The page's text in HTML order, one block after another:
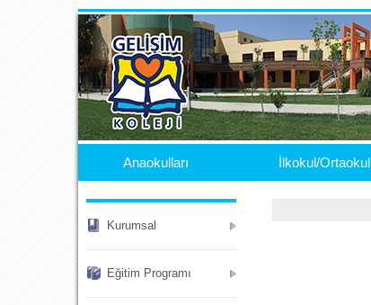
.
Anaokulları İlkokul/Ortaokul
Kurumsal
Eğitim Programı